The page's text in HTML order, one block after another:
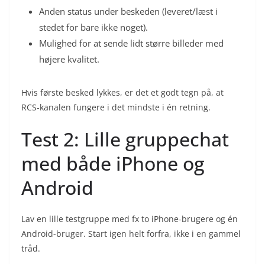
Anden status under beskeden (leveret/læst i
stedet for bare ikke noget).
Mulighed for at sende lidt større billeder med
højere kvalitet.
Hvis første besked lykkes, er det et godt tegn på, at
RCS-kanalen fungere i det mindste i én retning.
Test 2: Lille gruppechat
med både iPhone og
Android
Lav en lille testgruppe med fx to iPhone-brugere og én
Android-bruger. Start igen helt forfra, ikke i en gammel
tråd.